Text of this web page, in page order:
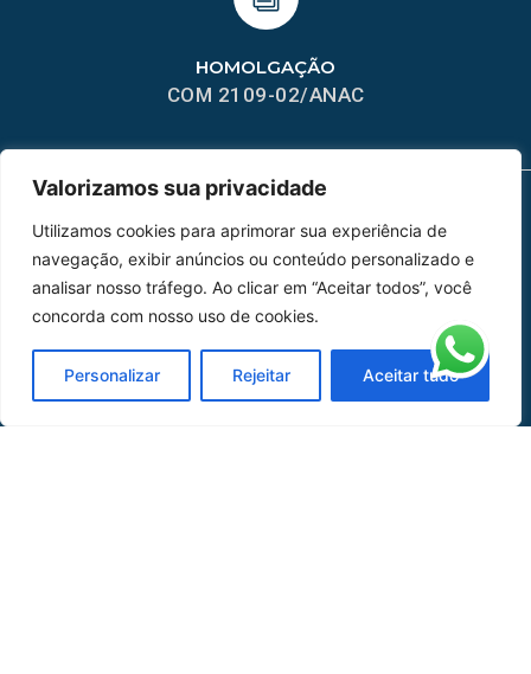
Valorizamos sua privacidade
Utilizamos cookies para aprimorar sua experiência de
navegação, exibir anúncios ou conteúdo personalizado e
analisar nosso tráfego. Ao clicar em “Aceitar todos”, você
concorda com nosso uso de cookies.
Personalizar Rejeitar Aceitar tudo
HOMOLGAÇÃO
COM 2109-02/ANAC
MAPA DO SITE
Home Sobre Nós